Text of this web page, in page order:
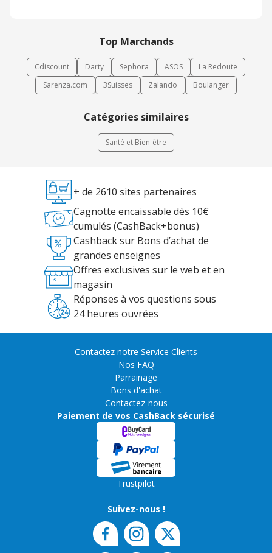
Top Marchands
Cdiscount Darty Sephora ASOS
La Redoute
Sarenza.com
3Suisses Zalando Boulanger
Catégories similaires
Santé et Bien-être
+ de 2610 sites partenaires
Cagnotte encaissable dès 10€
cumulés (CashBack+bonus)
Cashback sur Bons d’achat de
grandes enseignes
Offres exclusives sur le web et en
magasin
Réponses à vos questions sous
24 heures ouvrées
Contactez notre Service Clients
Nos FAQ
Parrainage
Bons d'achat
Contactez-nous
Paiement de vos CashBack sécurisé
Trustpilot
Suivez-nous !